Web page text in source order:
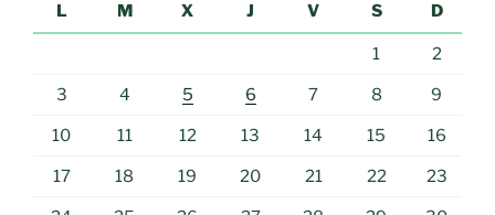
L
M X J V S D
1 2
3 4 5 6 7 8 9
10 11 12 13 14 15 16
17 18 19 20 21 22 23